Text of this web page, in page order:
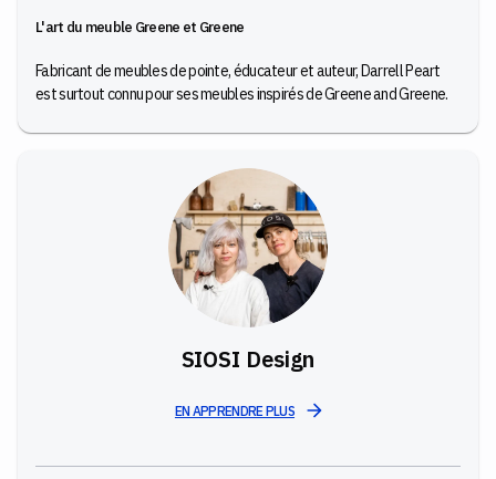
L'art du meuble Greene et Greene
Fabricant de meubles de pointe, éducateur et auteur, Darrell Peart
est surtout connu pour ses meubles inspirés de Greene and Greene.
SIOSI Design
EN APPRENDRE PLUS